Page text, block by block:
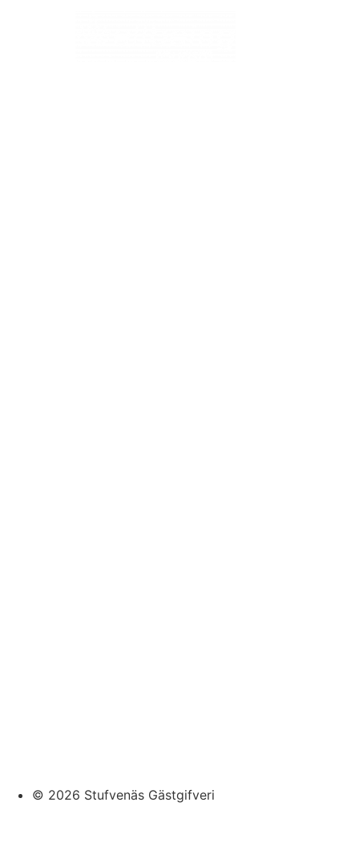
© 2026 Stufvenäs Gästgifveri